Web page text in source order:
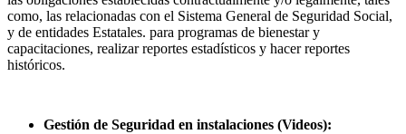
como, las relacionadas con el Sistema General de Seguridad Social,
y de entidades Estatales. para programas de bienestar y
capacitaciones, realizar reportes estadísticos y hacer reportes
históricos.
Gestión de Seguridad en instalaciones (Videos):